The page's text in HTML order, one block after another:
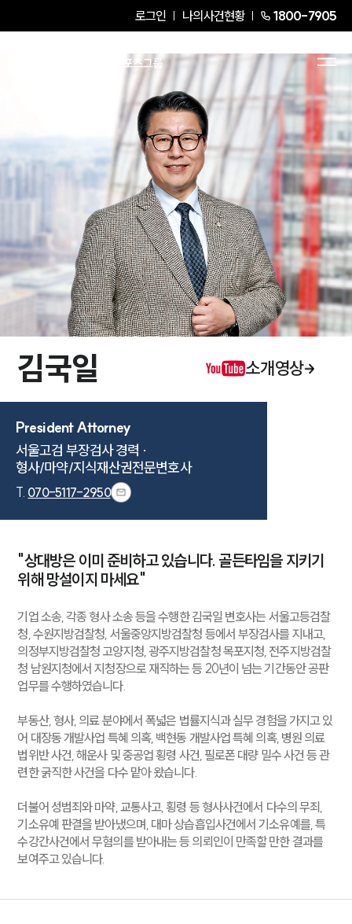
로그인 나의사건현황 1800-7905
President Attorney
김국일 소개영상
President Attorney
서울고검 부장검사 경력 ·
형사/마약/지식재산권전문변호사
T. 070-5117-2950
"상대방은 이미 준비하고 있습니다. 골든타임을 지키기
위해 망설이지 마세요"
기업 소송, 각종 형사 소송 등을 수행한 김국일 변호사는 서울고등검찰
청, 수원지방검찰청, 서울중앙지방검찰청 등에서 부장검사를 지내고,
의정부지방검찰청 고양지청, 광주지방검찰청 목포지청, 전주지방검찰
청 남원지청에서 지청장으로 재직하는 등 20년이 넘는 기간동안 공판
업무를 수행하였습니다.
부동산, 형사, 의료 분야에서 폭넓은 법률지식과 실무 경험을 가지고 있
어 대장동 개발사업 특혜 의혹, 백현동 개발사업 특혜 의혹, 병원 의료
법위반 사건, 해운사 및 중공업 횡령 사건, 필로폰 대량 밀수 사건 등 관
련한 굵직한 사건을 다수 맡아 왔습니다.
더불어 성범죄와 마약, 교통사고, 횡령 등 형사사건에서 다수의 무죄,
기소유예 판결을 받아냈으며, 대마 상습흡입사건에서 기소유예를, 특
수강간사건에서 무혐의를 받아내는 등 의뢰인이 만족할 만한 결과를
보여주고 있습니다.